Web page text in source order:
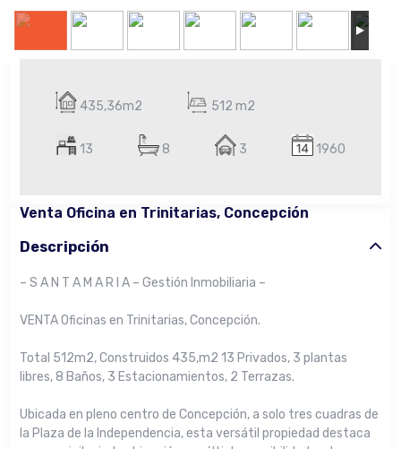
435,36m2 512 m2
13 8 3 1960
Venta Oficina en Trinitarias, Concepción
Descripción
– S A N T A M A R I A – Gestión Inmobiliaria –
VENTA Oficinas en Trinitarias, Concepción.
Total 512m2, Construidos 435,m2 13 Privados, 3 plantas
libres, 8 Baños, 3 Estacionamientos, 2 Terrazas.
Ubicada en pleno centro de Concepción, a solo tres cuadras de
la Plaza de la Independencia, esta versátil propiedad destaca